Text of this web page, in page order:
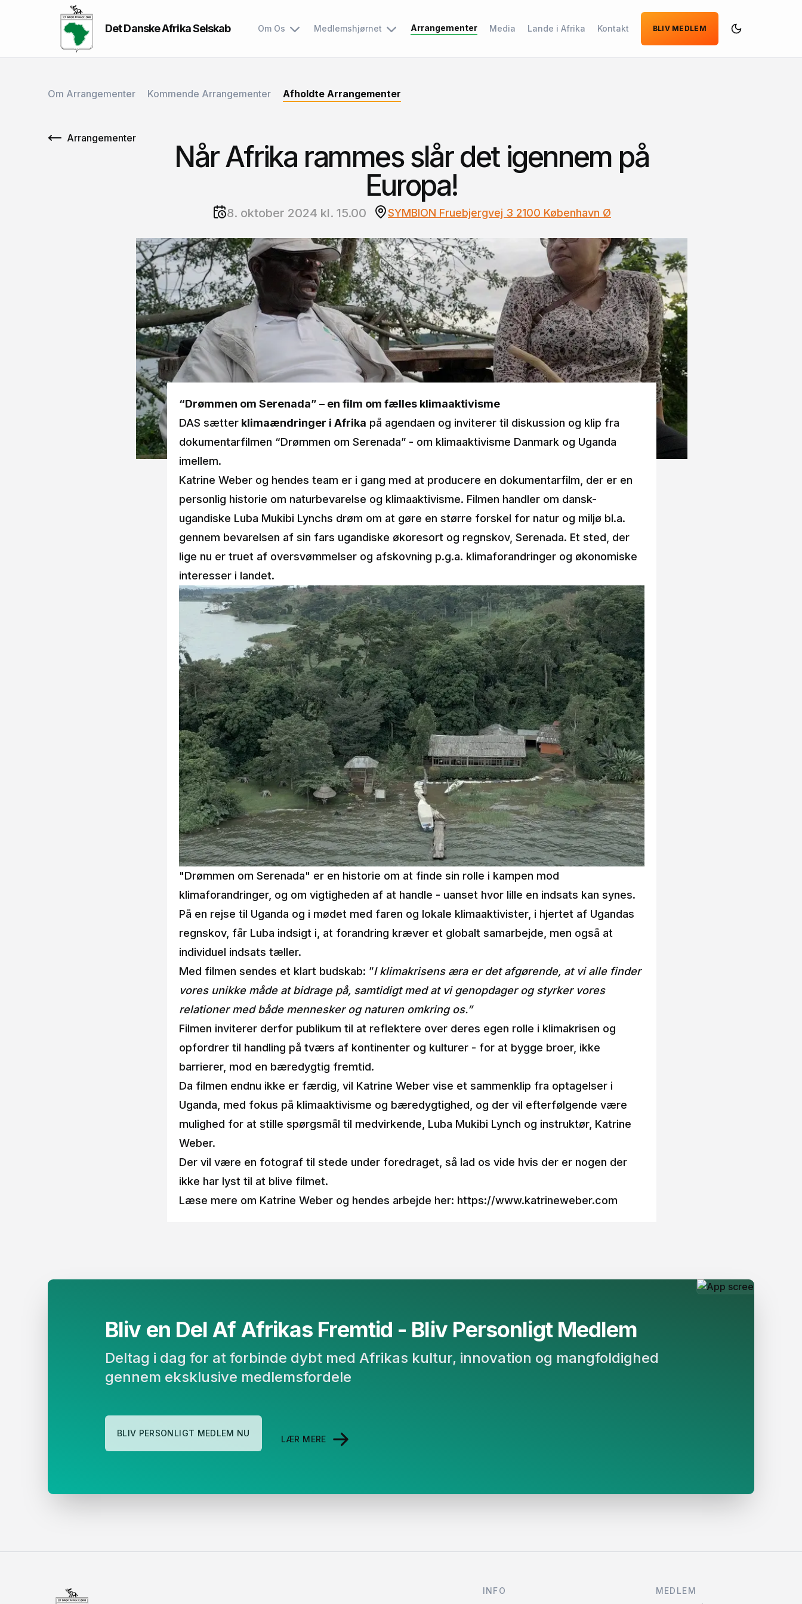
Det Danske Afrika Selskab Om Os Medlemshjørnet Arrangementer Media Lande i Afrika Kontakt BLIV MEDLEM
Om Arrangementer Kommende Arrangementer Afholdte Arrangementer
Arrangementer
Når Afrika rammes slår det igennem på
Europa!
8. oktober 2024 kl. 15.00 SYMBION Fruebjergvej 3 2100 København Ø
“Drømmen om Serenada” – en film om fælles klimaaktivisme
DAS sætter klimaændringer i Afrika på agendaen og inviterer til diskussion og klip fra
dokumentarfilmen “Drømmen om Serenada” - om klimaaktivisme Danmark og Uganda
imellem.
Katrine Weber og hendes team er i gang med at producere en dokumentarfilm, der er en
personlig historie om naturbevarelse og klimaaktivisme. Filmen handler om dansk-
ugandiske Luba Mukibi Lynchs drøm om at gøre en større forskel for natur og miljø bl.a.
gennem bevarelsen af sin fars ugandiske økoresort og regnskov, Serenada. Et sted, der
lige nu er truet af oversvømmelser og afskovning p.g.a. klimaforandringer og økonomiske
interesser i landet.
"Drømmen om Serenada" er en historie om at finde sin rolle i kampen mod
klimaforandringer, og om vigtigheden af at handle - uanset hvor lille en indsats kan synes.
På en rejse til Uganda og i mødet med faren og lokale klimaaktivister, i hjertet af Ugandas
regnskov, får Luba indsigt i, at forandring kræver et globalt samarbejde, men også at
individuel indsats tæller.
Med filmen sendes et klart budskab: ”I klimakrisens æra er det afgørende, at vi alle finder
vores unikke måde at bidrage på, samtidigt med at vi genopdager og styrker vores
relationer med både mennesker og naturen omkring os.”
Filmen inviterer derfor publikum til at reflektere over deres egen rolle i klimakrisen og
opfordrer til handling på tværs af kontinenter og kulturer - for at bygge broer, ikke
barrierer, mod en bæredygtig fremtid.
Da filmen endnu ikke er færdig, vil Katrine Weber vise et sammenklip fra optagelser i
Uganda, med fokus på klimaaktivisme og bæredygtighed, og der vil efterfølgende være
mulighed for at stille spørgsmål til medvirkende, Luba Mukibi Lynch og instruktør, Katrine
Weber.
Der vil være en fotograf til stede under foredraget, så lad os vide hvis der er nogen der
ikke har lyst til at blive filmet.
Læse mere om Katrine Weber og hendes arbejde her: https://www.katrineweber.com
Bliv en Del Af Afrikas Fremtid - Bliv Personligt Medlem​​​​‌
Deltag i dag for at forbinde dybt med Afrikas kultur, innovation og mangfoldighed
gennem eksklusive medlemsfordele
BLIV PERSONLIGT MEDLEM NU
LÆR MERE
INFO
MEDLEM